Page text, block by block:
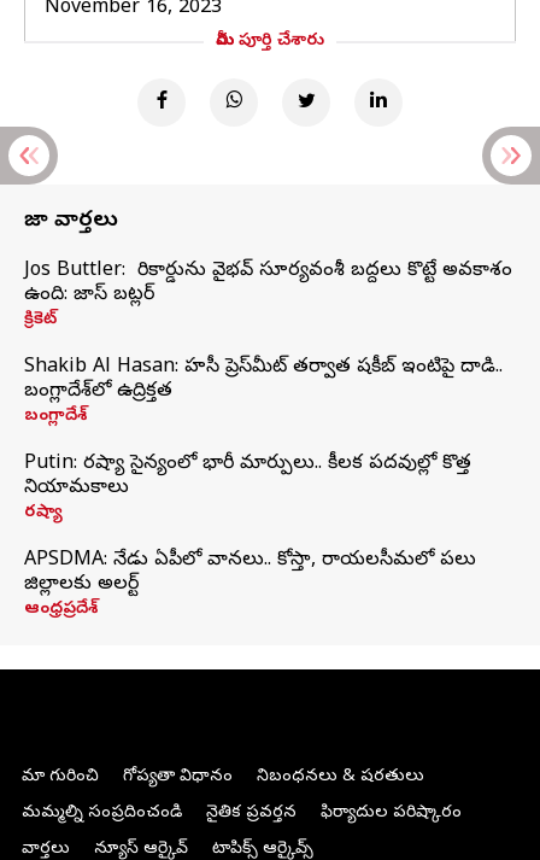
November 16, 2023
మీరు పూర్తి చేశారు
తాజా వార్తలు
Jos Buttler: నా రికార్డును వైభవ్ సూర్యవంశీ బద్దలు కొట్టే అవకాశం
ఉంది: జాస్ బట్లర్
క్రికెట్
Shakib Al Hasan: హసీనా ప్రెస్‌మీట్‌ తర్వాత షకీబ్‌ ఇంటిపై దాడి..
బంగ్లాదేశ్‌లో ఉద్రిక్తత
బంగ్లాదేశ్
Putin: రష్యా సైన్యంలో భారీ మార్పులు.. కీలక పదవుల్లో కొత్త
నియామకాలు
రష్యా
APSDMA: నేడు ఏపీలో వానలు.. కోస్తా, రాయలసీమలో పలు
జిల్లాలకు అలర్ట్
ఆంధ్రప్రదేశ్
మా గురించి గోప్యతా విధానం
నిబంధనలు & షరతులు
మమ్మల్ని సంప్రదించండి
నైతిక ప్రవర్తన
ఫిర్యాదుల పరిష్కారం
వార్తలు
న్యూస్ ఆర్కైవ్ టాపిక్స్ ఆర్కైవ్స్